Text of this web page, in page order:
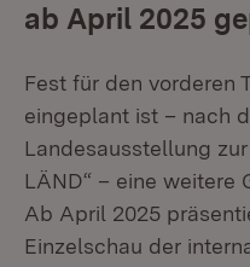
ab April 2025
Fest für den vorderen
eingeplant ist – nach
Landesausstellung
LÄND“ – eine weitere
Ab April 2025
Einzelschau der